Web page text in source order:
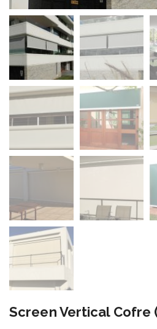
Screen Vertical Cofre